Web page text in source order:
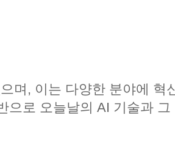
며, 이는 다양한 분야에 혁
으로 오늘날의 AI 기술과